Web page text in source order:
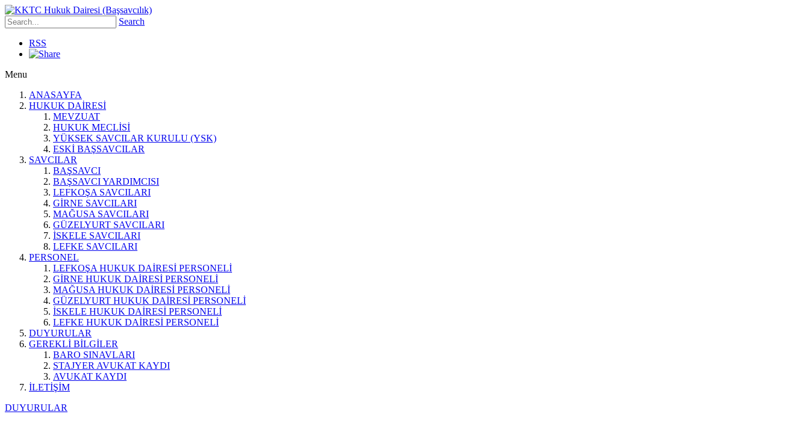
Search
RSS
Menu
ANASAYFA
HUKUK DAİRESİ
MEVZUAT
HUKUK MECLİSİ
YÜKSEK SAVCILAR KURULU (YSK)
ESKİ BAŞSAVCILAR
SAVCILAR
BAŞSAVCI
BAŞSAVCI YARDIMCISI
LEFKOŞA SAVCILARI
GİRNE SAVCILARI
MAĞUSA SAVCILARI
GÜZELYURT SAVCILARI
İSKELE SAVCILARI
LEFKE SAVCILARI
PERSONEL
LEFKOŞA HUKUK DAİRESİ PERSONELİ
GİRNE HUKUK DAİRESİ PERSONELİ
MAĞUSA HUKUK DAİRESİ PERSONELİ
GÜZELYURT HUKUK DAİRESİ PERSONELİ
İSKELE HUKUK DAİRESİ PERSONELİ
LEFKE HUKUK DAİRESİ PERSONELİ
DUYURULAR
GEREKLİ BİLGİLER
BARO SINAVLARI
STAJYER AVUKAT KAYDI
AVUKAT KAYDI
İLETİŞİM
DUYURULAR